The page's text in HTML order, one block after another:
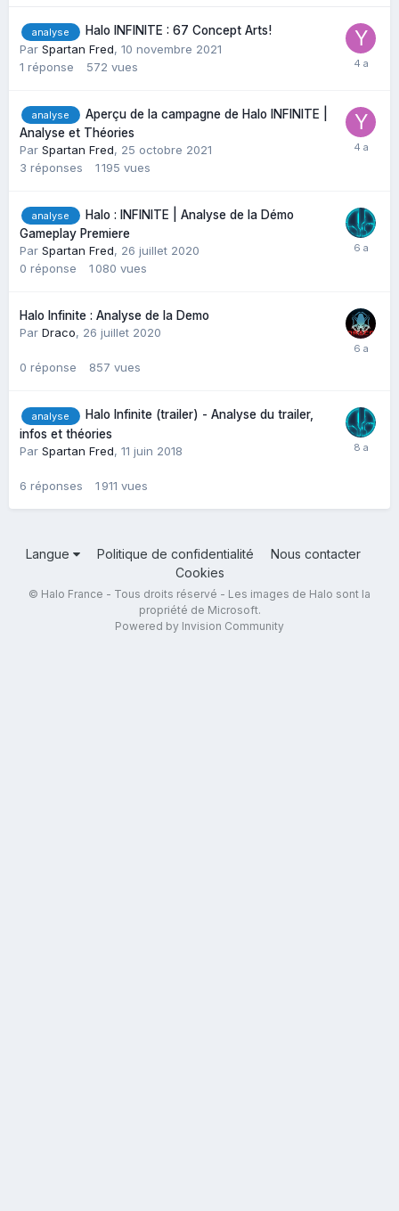
analyse
Halo INFINITE : 67 Concept Arts!
Par Spartan Fred, 10 novembre 2021
1 réponse 572 vues
analyse
Aperçu de la campagne de Halo INFINITE |
Analyse et Théories
Par Spartan Fred, 25 octobre 2021
3 réponses 1 195 vues
analyse
Halo : INFINITE | Analyse de la Démo
Gameplay Premiere
Par Spartan Fred, 26 juillet 2020
0 réponse 1 080 vues
Halo Infinite : Analyse de la Demo
Par Draco, 26 juillet 2020
0 réponse 857 vues
analyse
Halo Infinite (trailer) - Analyse du trailer,
infos et théories
Par Spartan Fred, 11 juin 2018
6 réponses 1 911 vues
Langue Politique de confidentialité
Nous contacter
Cookies
© Halo France - Tous droits réservé - Les images de Halo sont la
propriété de Microsoft.
Powered by Invision Community